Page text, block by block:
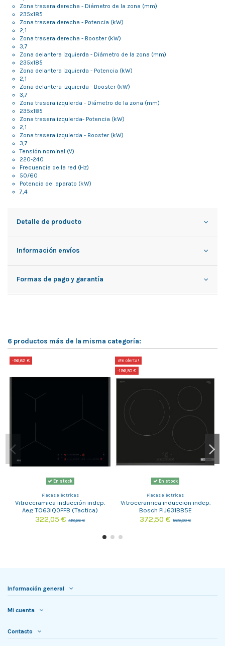
Zona trasera derecha - Diámetro de la zona (mm)
235x185
Zona trasera derecha - Potencia (kW)
2,1
Zona trasera derecha - Booster (kW)
3,7
Zona delantera izquierda - Diámetro de la zona (mm)
235x185
Zona delantera izquierda - Potencia (kW)
2,1
Zona delantera izquierda - Booster (kW)
3,7
Zona trasera izquierda - Diámetro de la zona (mm)
235x185
Zona trasera izquierda- Potencia (kW)
2,1
Zona trasera izquierda - Booster (kW)
3,7
Tensión nominal (V)
220-240
Frecuencia de la red (Hz)
50/60
Potencia del aparato (kW)
7,4
Detalle de producto
Información envíos
Formas de pago y garantía
6 productos más de la misma categoría:
-96,62 €
En stock
Placas eléctricas
Vitroceramica inducción indep.
Aeg TO63IQ0FFB (Tactica)
322,05 €418,66 €
¡En oferta!
-196,50 €
En stock
Placas eléctricas
Vitroceramica induccion indep.
Bosch PIJ631BB5E
372,50 €569,00 €
Información general
Mi cuenta
Contacto